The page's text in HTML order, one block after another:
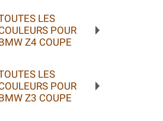
LES
POUR
Z4 COUPE
LES
POUR
Z3 COUPE